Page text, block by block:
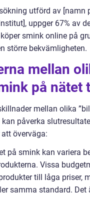
utförd av [namn
uppger 67% av
smink online på
större bekvämligheten.
mellan
på nätet
mellan olika
påverka
överväga:
på smink kan variera
Vissa
till låga priser,
samma standard. Det